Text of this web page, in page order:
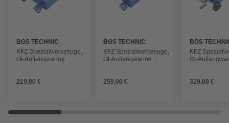
BGS TECHNIC
KFZ Spezialwerkzeuge,
Öl-Auffangwanne
219,00 €
BGS TECHNIC
KFZ Spezialwerkzeuge,
Öl-Auffangwanne
259,00 €
BGS
KFZ
Öl-
329,00 €